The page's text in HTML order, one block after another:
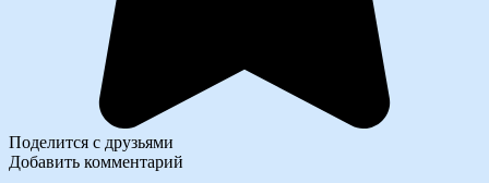
Поделится с друзьями
Добавить комментарий